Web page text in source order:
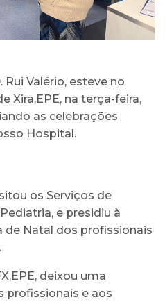
Rui Valério, esteve no
Xira,EPE, na terça-feira,
as celebrações
Hospital.
os Serviços de
e presidiu à
de Natal dos profissionais
deixou uma
profissionais e aos